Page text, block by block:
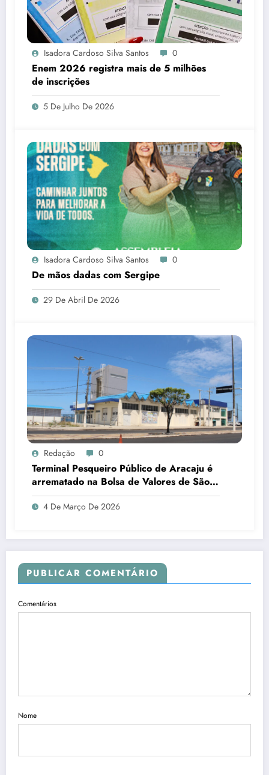
Isadora Cardoso Silva Santos 0
Enem 2026 registra mais de 5 milhões
de inscrições
5 De Julho De 2026
Isadora Cardoso Silva Santos 0
De mãos dadas com Sergipe
29 De Abril De 2026
Redação 0
Terminal Pesqueiro Público de Aracaju é
arrematado na Bolsa de Valores de São
Paulo
4 De Março De 2026
PUBLICAR COMENTÁRIO
Comentários
Nome